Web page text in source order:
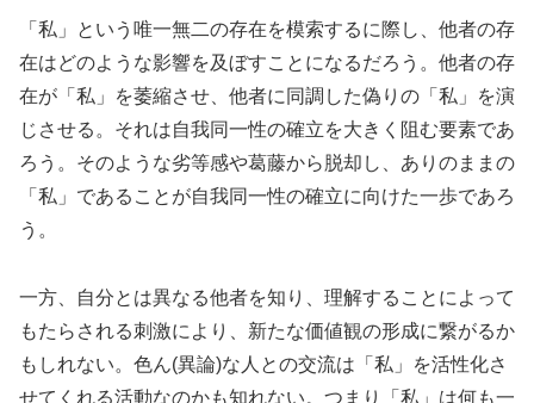
「私」という唯一無二の存在を模索するに際し、他者の存
在はどのような影響を及ぼすことになるだろう。他者の存
在が「私」を萎縮させ、他者に同調した偽りの「私」を演
じさせる。それは自我同一性の確立を大きく阻む要素であ
ろう。そのような劣等感や葛藤から脱却し、ありのままの
「私」であることが自我同一性の確立に向けた一歩であろ
う。
一方、自分とは異なる他者を知り、理解することによって
もたらされる刺激により、新たな価値観の形成に繋がるか
もしれない。色ん(異論)な人との交流は「私」を活性化さ
せてくれる活動なのかも知れない。つまり「私」は何も一